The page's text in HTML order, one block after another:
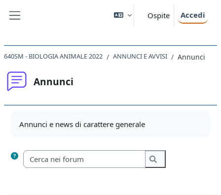
Ospite Accedi
640SM - BIOLOGIA ANIMALE 2022 ANNUNCI E AVVISI Annunci
Annunci
Annunci e news di carattere generale
Cerca nei forum
Cerca nei forum